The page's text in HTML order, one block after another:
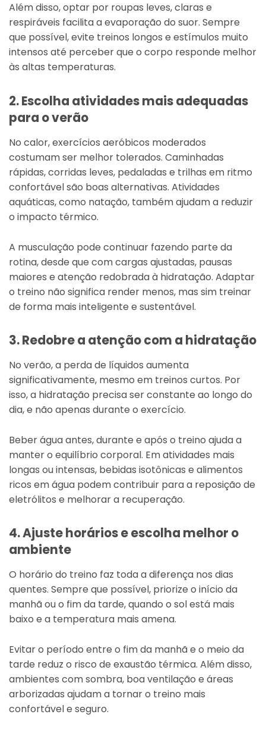
Além disso, optar por roupas leves, claras e
respiráveis facilita a evaporação do suor. Sempre
que possível, evite treinos longos e estímulos muito
intensos até perceber que o corpo responde melhor
às altas temperaturas.
2. Escolha atividades mais adequadas
para o verão
No calor, exercícios aeróbicos moderados
costumam ser melhor tolerados. Caminhadas
rápidas, corridas leves, pedaladas e trilhas em ritmo
confortável são boas alternativas. Atividades
aquáticas, como natação, também ajudam a reduzir
o impacto térmico.
A musculação pode continuar fazendo parte da
rotina, desde que com cargas ajustadas, pausas
maiores e atenção redobrada à hidratação. Adaptar
o treino não significa render menos, mas sim treinar
de forma mais inteligente e sustentável.
3. Redobre a atenção com a hidratação
No verão, a perda de líquidos aumenta
significativamente, mesmo em treinos curtos. Por
isso, a hidratação precisa ser constante ao longo do
dia, e não apenas durante o exercício.
Beber água antes, durante e após o treino ajuda a
manter o equilíbrio corporal. Em atividades mais
longas ou intensas, bebidas isotônicas e alimentos
ricos em água podem contribuir para a reposição de
eletrólitos e melhorar a recuperação.
4. Ajuste horários e escolha melhor o
ambiente
O horário do treino faz toda a diferença nos dias
quentes. Sempre que possível, priorize o início da
manhã ou o fim da tarde, quando o sol está mais
baixo e a temperatura mais amena.
Evitar o período entre o fim da manhã e o meio da
tarde reduz o risco de exaustão térmica. Além disso,
ambientes com sombra, boa ventilação e áreas
arborizadas ajudam a tornar o treino mais
confortável e seguro.